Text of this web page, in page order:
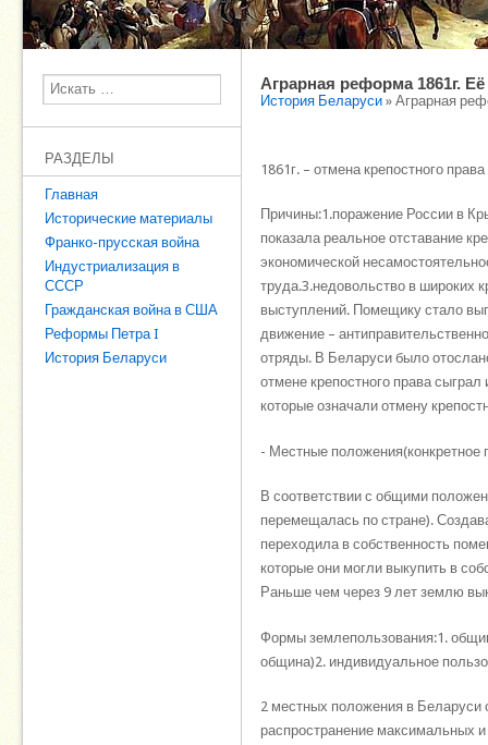
Поиск
РАЗДЕЛЫ
Главная
Исторические материалы
Франко-прусская война
Индустриализация в
СССР
Гражданская война в США
Реформы Петра I
История Беларуси
Аграрная реформа 1861г.
История Беларуси » Аграрная
1861г. – отмена крепостного
Причины:1.поражение России в
показала реальное отставание
экономической
труда.3.недовольство в широких
выступлений. Помещику стало
движение –
отряды. В Беларуси было
отмене крепостного права
которые означали отмену
- Местные
В соответствии с общими
перемещалась по стране).
переходила в собственность
которые они могли выкупить в
Раньше чем через 9 лет землю
Формы землепользования:1.
община)2. индивидуальное
2 местных положения в Беларуси
распространение максимальных